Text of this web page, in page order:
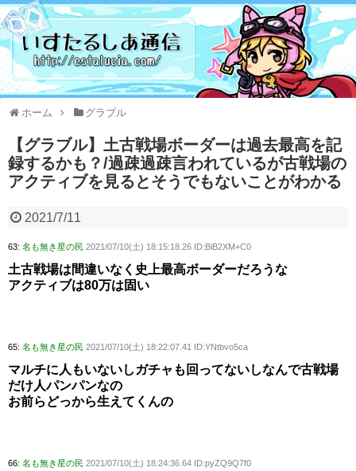
ホーム グラブル
【グラブル】土古戦場ボーダーは過去最高を記
録するかも？/過疎過疎言われているが古戦場の
アクティブを見るとそうでもないことがわかる
2021/7/11
63: 名も無き星の民 2021/07/10(土) 18:15:18.26 ID:BiB2XM+C0
土古戦場は間違いなく史上最高ボーダーだろうな
アクティブは80万は固い
65: 名も無き星の民 2021/07/10(土) 18:22:07.41 ID:YNtbvo5ca
マルチに人もいないしガチャも回ってないしなんで古戦場
だけ人パンパンなの
お前らどっから生えてくんの
66: 名も無き星の民 2021/07/10(土) 18:24:36.64 ID:pyZQ9Q7f0